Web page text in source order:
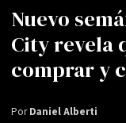
Nuevo
City revela
comprar y
PorDaniel Alberti